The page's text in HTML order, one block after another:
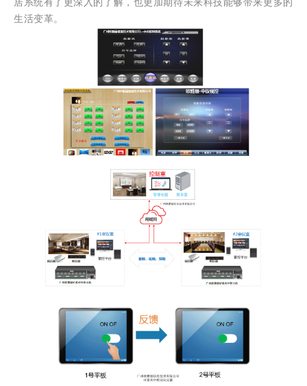
居系统有了更深入的了解，也更加期待未来科技能够带来更多的
生活变革。